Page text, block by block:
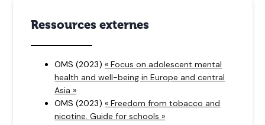
Ressources externes
OMS (2023)« Focus on adolescent mental
health and well-being in Europe and central
Asia »
OMS (2023)« Freedom from tobacco and
nicotine. Guide for schools »